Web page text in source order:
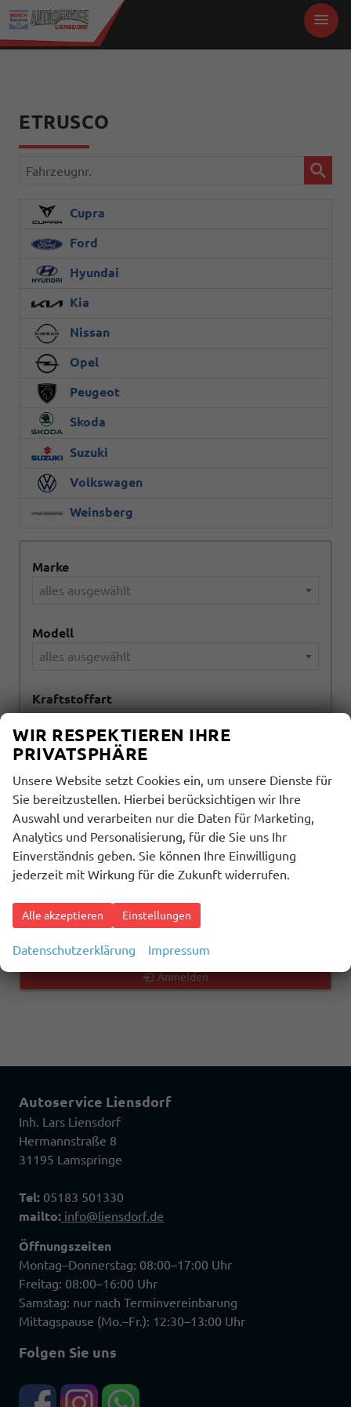
ETRUSCO
Fahrzeugnr.
Cupra
Ford
Hyundai
Kia
Nissan
Opel
Peugeot
Skoda
Suzuki
Volkswagen
Weinsberg
Marke
alles ausgewählt
Modell
alles ausgewählt
Kraftstoffart
Getriebeart
alles ausgewählt
Ergebnisse anzeigen
zurücksetzen
Anmelden
Autoservice Liensdorf
Inh. Lars Liensdorf
Hermannstraße 8
31195 Lamspringe
Tel: 05183 501330
mailto: info@liensdorf.de
Öffnungszeiten
Montag–Donnerstag: 08:00–17:00 Uhr
Freitag: 08:00–16:00 Uhr
Samstag: nur nach Terminvereinbarung
Mittagspause (Mo.–Fr.): 12:30–13:00 Uhr
Folgen Sie uns
WIR RESPEKTIEREN IHRE
PRIVATSPHÄRE
Unsere Website setzt Cookies ein, um unsere Dienste für
Sie bereitzustellen. Hierbei berücksichtigen wir Ihre
Auswahl und verarbeiten nur die Daten für Marketing,
Analytics und Personalisierung, für die Sie uns Ihr
Einverständnis geben. Sie können Ihre Einwilligung
jederzeit mit Wirkung für die Zukunft widerrufen.
Alle akzeptieren Einstellungen
Datenschutzerklärung Impressum